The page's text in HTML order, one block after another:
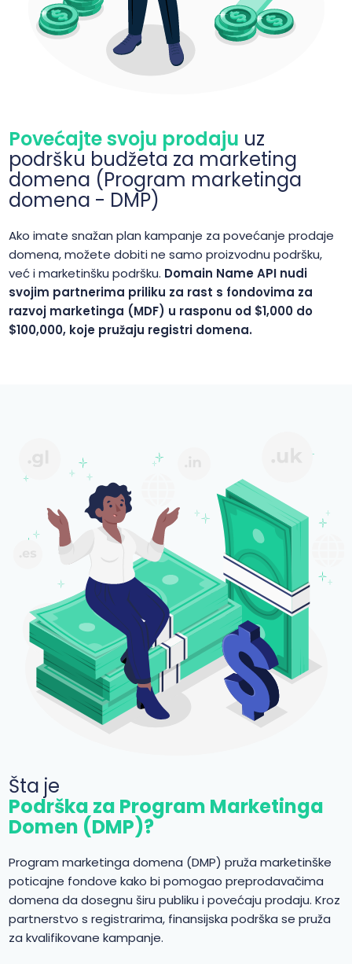
Povećajte svoju prodaju uz
podršku budžeta za marketing
domena (Program marketinga
domena - DMP)
Ako imate snažan plan kampanje za povećanje prodaje
domena, možete dobiti ne samo proizvodnu podršku,
već i marketinšku podršku. Domain Name API nudi
svojim partnerima priliku za rast s fondovima za
razvoj marketinga (MDF) u rasponu od $1,000 do
$100,000, koje pružaju registri domena.
Šta je
Podrška za Program Marketinga
Domen (DMP)?
Program marketinga domena (DMP) pruža marketinške
poticajne fondove kako bi pomogao preprodavačima
domena da dosegnu širu publiku i povećaju prodaju. Kroz
partnerstvo s registrarima, finansijska podrška se pruža
za kvalifikovane kampanje.